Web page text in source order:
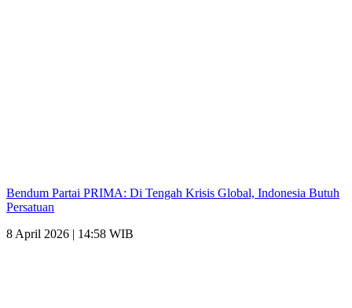
Bendum Partai PRIMA: Di Tengah Krisis Global, Indonesia Butuh
Persatuan
8 April 2026 | 14:58 WIB